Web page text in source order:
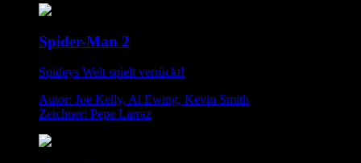
Spider-Man 2
Spideys Welt spielt verrückt!
Autor: Joe Kelly, Al Ewing, Kevin Smith
Zeichner: Pepe Larraz